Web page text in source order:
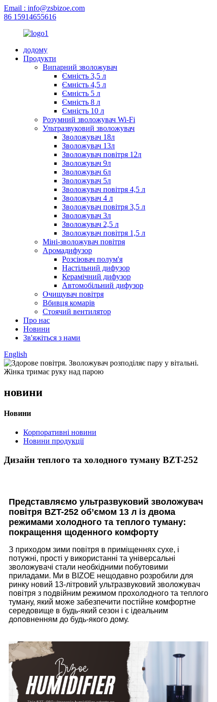
Email : info@zsbizoe.com
86 15914655616
додому
Продукти
Випарний зволожувач
Ємність 3,5 л
Ємність 4,5 л
Ємність 5 л
Ємність 8 л
Ємність 10 л
Розумний зволожувач Wi-Fi
Ультразвуковий зволожувач
Зволожувач 18л
Зволожувач 13л
Зволожувач повітря 12л
Зволожувач 9л
Зволожувач 6л
Зволожувач 5л
Зволожувач повітря 4,5 л
Зволожувач 4 л
Зволожувач повітря 3,5 л
Зволожувач 3л
Зволожувач 2,5 л
Зволожувач повітря 1,5 л
Міні-зволожувач повітря
Аромадифузор
Розсіювач полум'я
Настільний дифузор
Керамічний дифузор
Автомобільний дифузор
Очищувач повітря
Вбивця комарів
Стоячий вентилятор
Про нас
Новини
Зв'яжіться з нами
English
новини
Новини
Корпоративні новини
Новини продукції
Дизайн теплого та холодного туману BZT-252
Представляємо ультразвуковий зволожувач
повітря BZT-252 об’ємом 13 л із двома
режимами холодного та теплого туману:
покращення щоденного комфорту
З приходом зими повітря в приміщеннях сухе, і
потужні, прості у використанні та універсальні
зволожувачі стали необхідними побутовими
приладами. Ми в BIZOE нещодавно розробили для
ринку новий 13-літровий ультразвуковий зволожувач
повітря з подвійним режимом прохолодного та теплого
туману, який може забезпечити постійне комфортне
середовище в будь-який сезон і є ідеальним
доповненням до будь-якого дому.